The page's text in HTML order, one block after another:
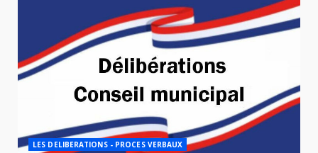
LES DELIBERATIONS - PROCES VERBAUX